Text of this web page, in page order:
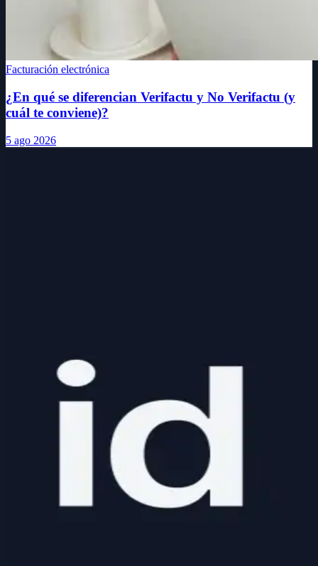
Facturación electrónica
¿En qué se diferencian Verifactu y No Verifactu (y
cuál te conviene)?
5 ago 2026